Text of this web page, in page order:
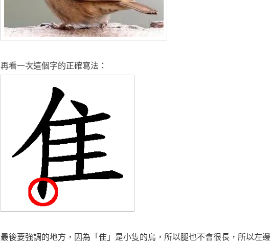
再看一次這個字的正確寫法：
最後要強調的地方，因為「隹」是小隻的鳥，所以腿也不會很長，所以左邊